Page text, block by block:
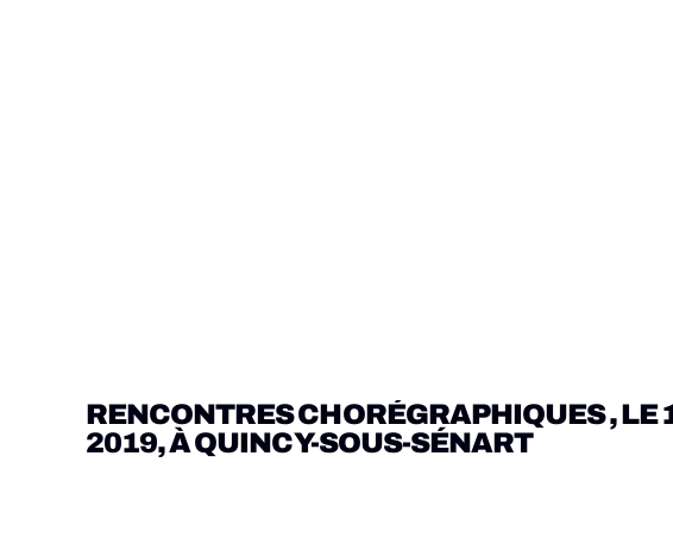
RENCONTRES CHORÉGRAPHIQUES , LE
2019, À QUINCY-SOUS-SÉNART